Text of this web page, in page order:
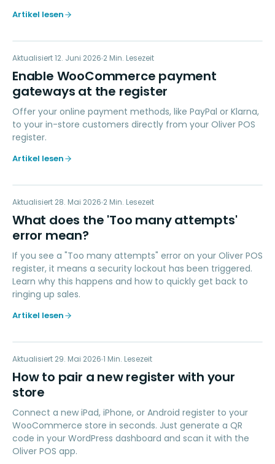
Artikel lesen
EW
ZAHLUNGEN
Aktualisiert12. Juni 2026 2 Min. Lesezeit
Enable WooCommerce payment
gateways at the register
Offer your online payment methods, like PayPal or Klarna,
to your in-store customers directly from your Oliver POS
register.
Artikel lesen
WD
FEHLERBEHEBUNG
Aktualisiert 28. Mai 2026 2 Min. Lesezeit
What does the 'Too many attempts'
error mean?
If you see a "Too many attempts" error on your Oliver POS
register, it means a security lockout has been triggered.
Learn why this happens and how to quickly get back to
ringing up sales.
Artikel lesen
HP
ERSTE SCHRITTE
Aktualisiert 29. Mai 2026 1 Min. Lesezeit
How to pair a new register with your
store
Connect a new iPad, iPhone, or Android register to your
WooCommerce store in seconds. Just generate a QR
code in your WordPress dashboard and scan it with the
Oliver POS app.